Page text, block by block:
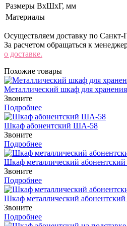
Размеры ВхШхГ, мм
Материалы
Осуществляем доставку по Санкт-
За расчетом обращаться к
о доставке.
Похожие товары
Металлический шкаф для хранения
Звоните
Подробнее
Шкаф абонентский ША-58
Звоните
Подробнее
Шкаф металлический
Звоните
Подробнее
Шкаф металлический
Звоните
Подробнее